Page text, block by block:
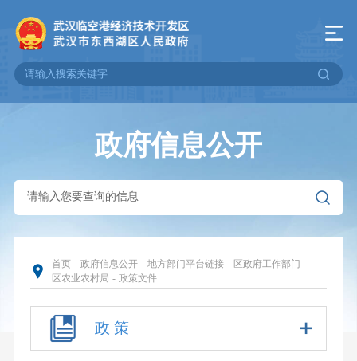
政府信息公开
首页 - 政府信息公开 - 地方部门平台链接 - 区政府工作部门 -
区农业农村局 - 政策文件
政 策